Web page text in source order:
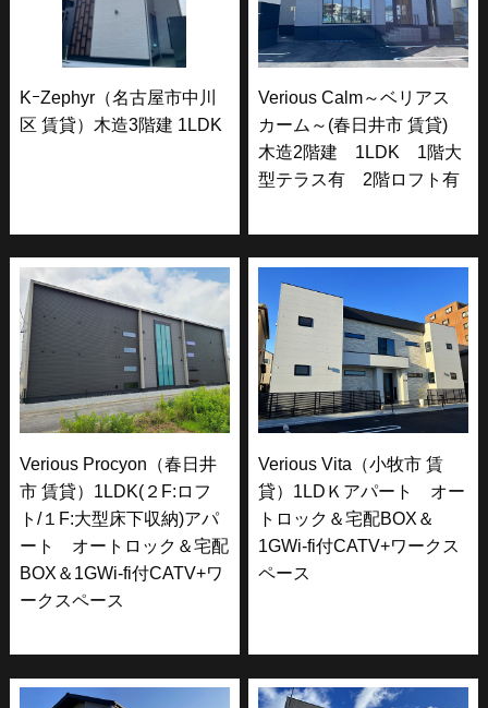
KｰZephyr（名古屋市中川
区 賃貸）木造3階建 1LDK
Verious Calm～ベリアス
カーム～(春日井市 賃貸)
木造2階建 1LDK 1階大
型テラス有 2階ロフト有
Verious Procyon（春日井
市 賃貸）1LDK(２F:ロフ
ト/１F:大型床下収納)アパ
ート オートロック＆宅配
BOX＆1GWi-fi付CATV+ワ
ークスペース
Verious Vita（小牧市 賃
貸）1LDＫアパート オー
トロック＆宅配BOX＆
1GWi-fi付CATV+ワークス
ペース